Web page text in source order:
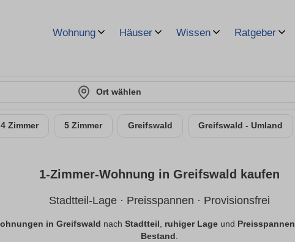
Wohnung Häuser Wissen Ratgeber
Ort wählen
4 Zimmer 5 Zimmer Greifswald Greifswald - Umland
1-Zimmer-Wohnung in Greifswald kaufen
Stadtteil-Lage · Preisspannen · Provisionsfrei
in Greifswald nach Stadtteil , ruhiger Lageund Preisspannen
Bestand .